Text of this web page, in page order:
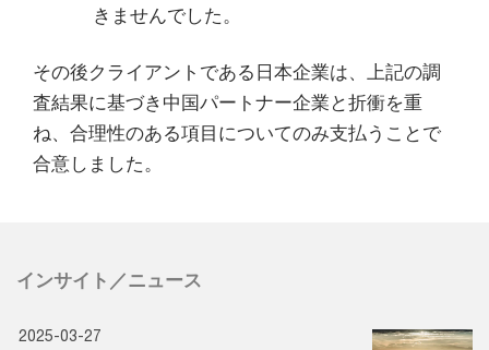
きませんでした。
その後クライアントである日本企業は、上記の調
査結果に基づき中国パートナー企業と折衝を重
ね、合理性のある項目についてのみ支払うことで
合意しました。
インサイト／ニュース
2025-03-27